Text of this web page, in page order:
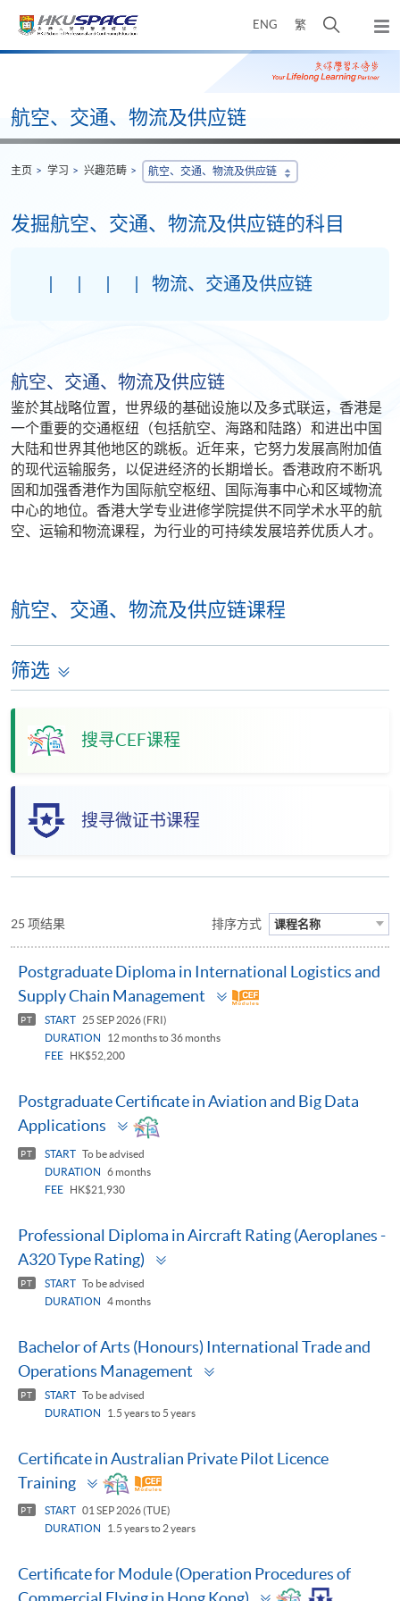
ENG 繁
开
搜
寻
面
弹
出
主
Main
航空、交通、物流及供应链
主页 学习 兴趣范畴 航空、交通、物流及供应链
发掘航空、交通、物流及供应链的科目
物流、交通及供应链
航空、交通、物流及供应链
鉴於其战略位置，世界级的基础设施以及多式联运，香港是
一个重要的交通枢纽（包括航空、海路和陆路）和进出中国
大陆和世界其他地区的跳板。近年来，它努力发展高附加值
的现代运输服务，以促进经济的长期增长。香港政府不断巩
固和加强香港作为国际航空枢纽、国际海事中心和区域物流
中心的地位。香港大学专业进修学院提供不同学术水平的航
空、运输和物流课程，为行业的可持续发展培养优质人才。
航空、交通、物流及供应链课程
筛选
搜寻CEF课程
搜寻微证书课程
25 项结果 排序方式 课程名称
Postgraduate Diploma in International Logistics and
Supply Chain Management
Toggle
panel
PT START
25 SEP 2026 (FRI)
DURATION
12 months to 36 months
FEE
HK$52,200
Postgraduate Certificate in Aviation and Big Data
Applications
Toggle
panel
PT START To be advised
DURATION
6 months
FEE
HK$21,930
Professional Diploma in Aircraft Rating (Aeroplanes -
A320 Type Rating)
PT START To be advised
DURATION
4 months
Bachelor of Arts (Honours) International Trade and
Operations Management
PT START To be advised
DURATION
1.5 years to 5 years
Certificate in Australian Private Pilot Licence
Training
Toggle
panel
PT START 01 SEP 2026 (TUE)
DURATION
1.5 years to 2 years
Certificate for Module (Operation Procedures of
Toggle